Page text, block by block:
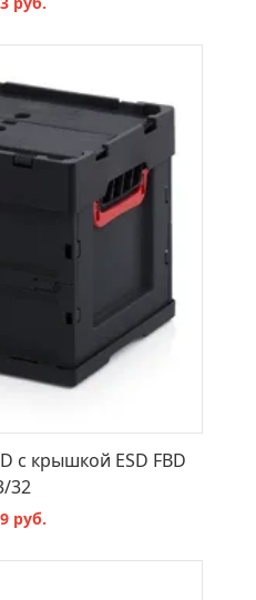
с крышкой ESD FBD
32
руб.